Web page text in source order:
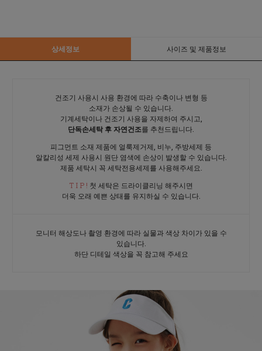
상세정보 사이즈 및 제품정보
건조기 사용시 사용 환경에 따라 수축이나 변형 등
소재가 손상될 수 있습니다.
기계세탁이나 건조기 사용을 자제하여 주시고,
단독손세탁 후 자연건조를 추천드립니다.
피그먼트 소재 제품에 얼룩제거제, 비누, 주방세제 등
알칼리성 세제 사용시 원단 염색에 손상이 발생할 수 있습니다.
제품 세탁시 꼭 세탁전용세제를 사용해주세요.
T I P ! 첫 세탁은 드라이클리닝 해주시면
더욱 오래 예쁜 상태를 유지하실 수 있습니다.
모니터 해상도나 촬영 환경에 따라 실물과 색상 차이가 있을 수
있습니다.
하단 디테일 색상을 꼭 참고해 주세요